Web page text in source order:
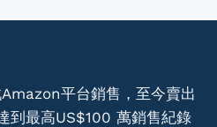
平台銷售，至今賣出
到最高US$100 萬銷售紀錄